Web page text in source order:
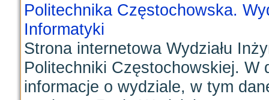
Politechnika Częstochowska.
Informatyki
Strona internetowa Wydziału
Politechniki Częstochowskiej. W
informacje o wydziale, w tym